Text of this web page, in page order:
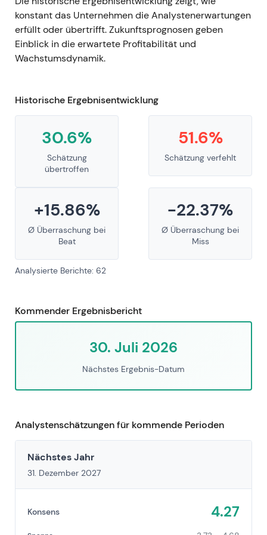
konstant das Unternehmen die Analystenerwartungen
erfüllt oder übertrifft. Zukunftsprognosen geben
Einblick in die erwartete Profitabilität und
Wachstumsdynamik.
Historische Ergebnisentwicklung
30.6%
Schätzung
übertroffen
51.6%
Schätzung verfehlt
+15.86%
Ø Überraschung bei
Beat
-22.37%
Ø Überraschung bei
Miss
Analysierte Berichte: 62
Kommender Ergebnisbericht
30. Juli 2026
Nächstes Ergebnis-Datum
Analystenschätzungen für kommende Perioden
Nächstes Jahr
31. Dezember 2027
Konsens 4.27